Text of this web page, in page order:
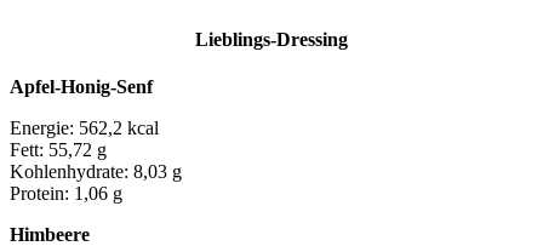
Lieblings-Dressing
Apfel-Honig-Senf
Energie: 562,2 kcal
Fett: 55,72 g
Kohlenhydrate: 8,03 g
Protein: 1,06 g
Himbeere